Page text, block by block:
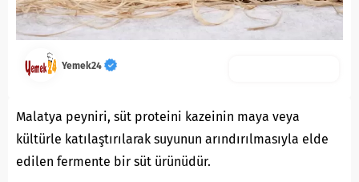
Yemek24
Malatya peyniri, süt proteini kazeinin maya veya
kültürle katılaştırılarak suyunun arındırılmasıyla elde
edilen fermente bir süt ürünüdür.